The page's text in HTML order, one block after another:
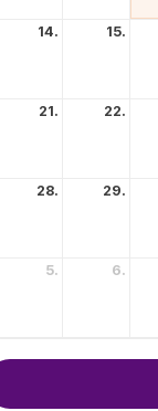
14. 15.
21. 22.
28. 29.
5. 6.